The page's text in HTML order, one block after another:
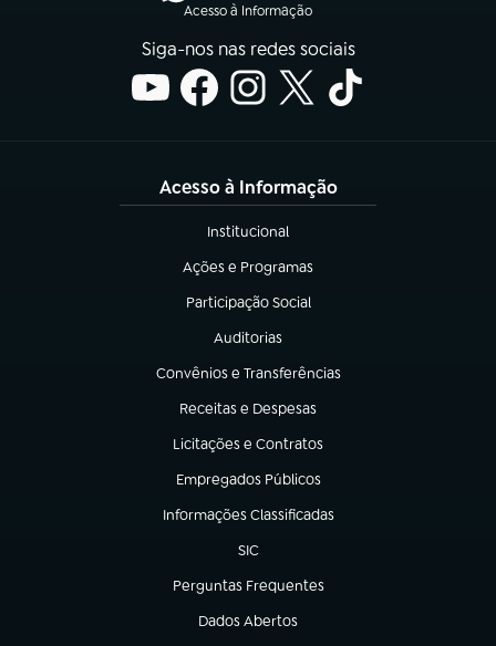
Acesso à Informação
Siga-nos nas redes sociais
Acesso à Informação
Institucional
(abre em nova aba)
Ações e Programas
(abre em nova aba)
Participação Social
(abre em nova aba)
Auditorias
(abre em nova aba)
Convênios e Transferências
(abre em nova aba)
Receitas e Despesas
(abre em nova aba)
Licitações e Contratos
(abre em nova aba)
Empregados Públicos
(abre em nova aba)
Informações Classificadas
(abre em nova aba)
SIC
(abre em nova aba)
Perguntas Frequentes
(abre em nova aba)
Dados Abertos
(abre em nova aba)